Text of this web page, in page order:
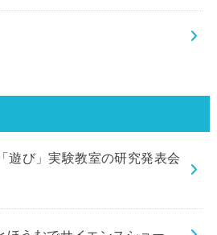
遊び」実験教室の研究発表会